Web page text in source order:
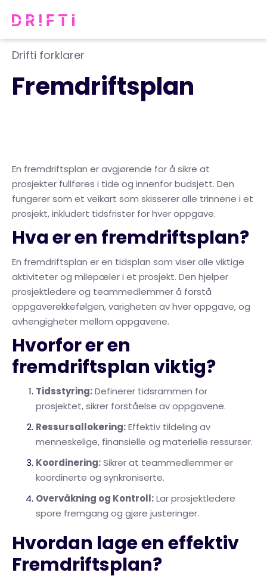
Drifti forklarer
Fremdriftsplan
En fremdriftsplan er avgjørende for å sikre at
prosjekter fullføres i tide og innenfor budsjett. Den
fungerer som et veikart som skisserer alle trinnene i et
prosjekt, inkludert tidsfrister for hver oppgave.
Hva er en fremdriftsplan?
En fremdriftsplan er en tidsplan som viser alle viktige
aktiviteter og milepæler i et prosjekt. Den hjelper
prosjektledere og teammedlemmer å forstå
oppgaverekkefølgen, varigheten av hver oppgave, og
avhengigheter mellom oppgavene.
Hvorfor er en
fremdriftsplan viktig?
Tidsstyring:Definerer tidsrammen for
prosjektet, sikrer forståelse av oppgavene.
Ressursallokering:Effektiv tildeling av
menneskelige, finansielle og materielle ressurser.
Koordinering:Sikrer at teammedlemmer er
koordinerte og synkroniserte.
Overvåkning og Kontroll:Lar prosjektledere
spore fremgang og gjøre justeringer.
Hvordan lage en effektiv
Fremdriftsplan?